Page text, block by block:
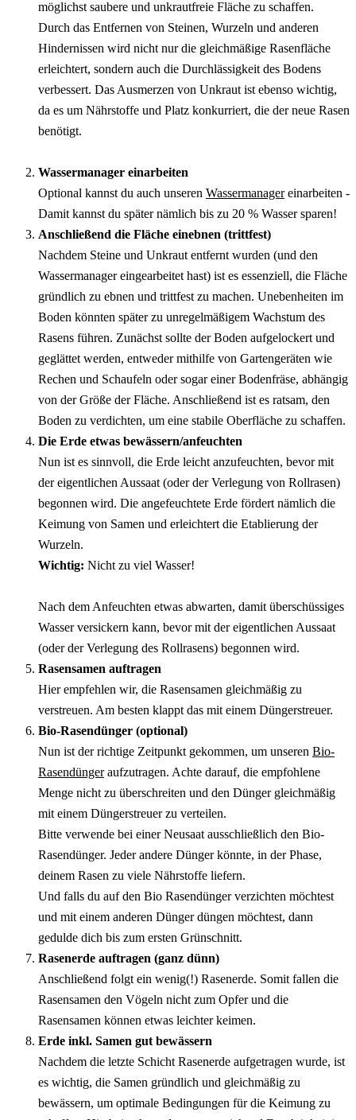
möglichst saubere und unkrautfreie Fläche zu schaffen.
Durch das Entfernen von Steinen, Wurzeln und anderen
Hindernissen wird nicht nur die gleichmäßige Rasenfläche
erleichtert, sondern auch die Durchlässigkeit des Bodens
verbessert. Das Ausmerzen von Unkraut ist ebenso wichtig,
da es um Nährstoffe und Platz konkurriert, die der neue Rasen
benötigt.
Wassermanager einarbeiten
Optional kannst du auch unseren Wassermanager einarbeiten -
Damit kannst du später nämlich bis zu 20 % Wasser sparen!
Anschließend die Fläche einebnen (trittfest)
Nachdem Steine und Unkraut entfernt wurden (und den
Wassermanager eingearbeitet hast) ist es essenziell, die Fläche
gründlich zu ebnen und trittfest zu machen. Unebenheiten im
Boden könnten später zu unregelmäßigem Wachstum des
Rasens führen. Zunächst sollte der Boden aufgelockert und
geglättet werden, entweder mithilfe von Gartengeräten wie
Rechen und Schaufeln oder sogar einer Bodenfräse, abhängig
von der Größe der Fläche. Anschließend ist es ratsam, den
Boden zu verdichten, um eine stabile Oberfläche zu schaffen.
Die Erde etwas bewässern/anfeuchten
Nun ist es sinnvoll, die Erde leicht anzufeuchten, bevor mit
der eigentlichen Aussaat (oder der Verlegung von Rollrasen)
begonnen wird. Die angefeuchtete Erde fördert nämlich die
Keimung von Samen und erleichtert die Etablierung der
Wurzeln.
Wichtig: Nicht zu viel Wasser!
Nach dem Anfeuchten etwas abwarten, damit überschüssiges
Wasser versickern kann, bevor mit der eigentlichen Aussaat
(oder der Verlegung des Rollrasens) begonnen wird.
Rasensamen auftragen
Hier empfehlen wir, die Rasensamen gleichmäßig zu
verstreuen. Am besten klappt das mit einem Düngerstreuer.
Bio-Rasendünger (optional)
Nun ist der richtige Zeitpunkt gekommen, um unseren Bio-
Rasendünger aufzutragen. Achte darauf, die empfohlene
Menge nicht zu überschreiten und den Dünger gleichmäßig
mit einem Düngerstreuer zu verteilen.
Bitte verwende bei einer Neusaat ausschließlich den Bio-
Rasendünger. Jeder andere Dünger könnte, in der Phase,
deinem Rasen zu viele Nährstoffe liefern.
Und falls du auf den Bio Rasendünger verzichten möchtest
und mit einem anderen Dünger düngen möchtest, dann
gedulde dich bis zum ersten Grünschnitt.
Rasenerde auftragen (ganz dünn)
Anschließend folgt ein wenig(!) Rasenerde. Somit fallen die
Rasensamen den Vögeln nicht zum Opfer und die
Rasensamen können etwas leichter keimen.
Erde inkl. Samen gut bewässern
Nachdem die letzte Schicht Rasenerde aufgetragen wurde, ist
es wichtig, die Samen gründlich und gleichmäßig zu
bewässern, um optimale Bedingungen für die Keimung zu